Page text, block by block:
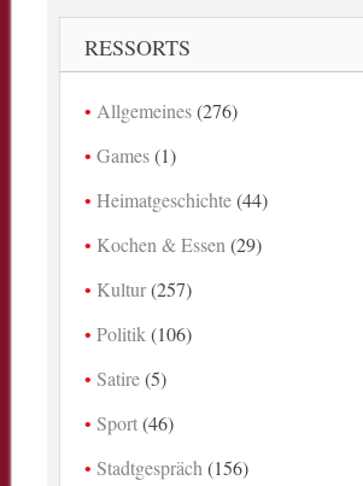
RESSORTS
Allgemeines(276)
Games(1)
Heimatgeschichte(44)
Kochen & Essen (29)
Kultur(257)
Politik (106)
Satire(5)
Sport(46)
Stadtgespräch (156)